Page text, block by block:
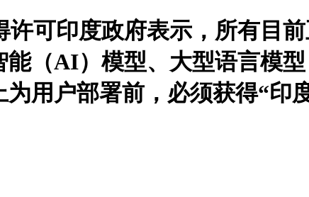
可印度政府表示，所有目
（AI）模型、大型语言模
用户部署前，必须获得“印